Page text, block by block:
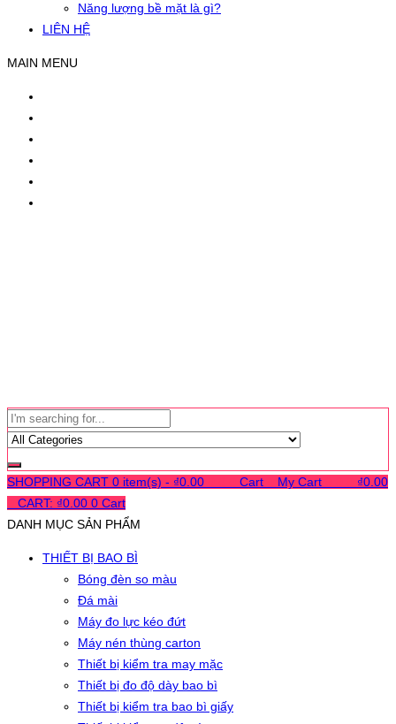
Năng lượng bề mặt là gì?
LIÊN HỆ
MAIN MENU
SHOPPING CART 0 item(s) - ₫0.00 Cart My Cart ₫0.00
CART: ₫0.00 0 Cart
DANH MỤC SẢN PHẨM
THIẾT BỊ BAO BÌ
Bóng đèn so màu
Đá mài
Máy đo lực kéo đứt
Máy nén thùng carton
Thiết bị kiểm tra may mặc
Thiết bị đo độ dày bao bì
Thiết bị kiểm tra bao bì giấy